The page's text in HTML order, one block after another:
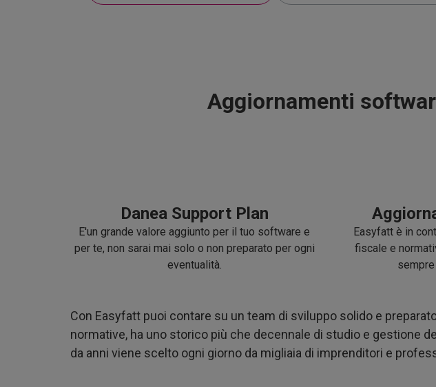
Aggiornamenti
Danea Support Plan
E'un grande valore aggiunto per il tuo software e
per te, non sarai mai solo o non preparato per ogni
eventualità.
Easyfatt è in
fiscale e
Con Easyfatt puoi contare su un team di sviluppo solido e
normative, ha uno storico più che decennale di studio e gestione
da anni viene scelto ogni giorno da migliaia di imprenditori e